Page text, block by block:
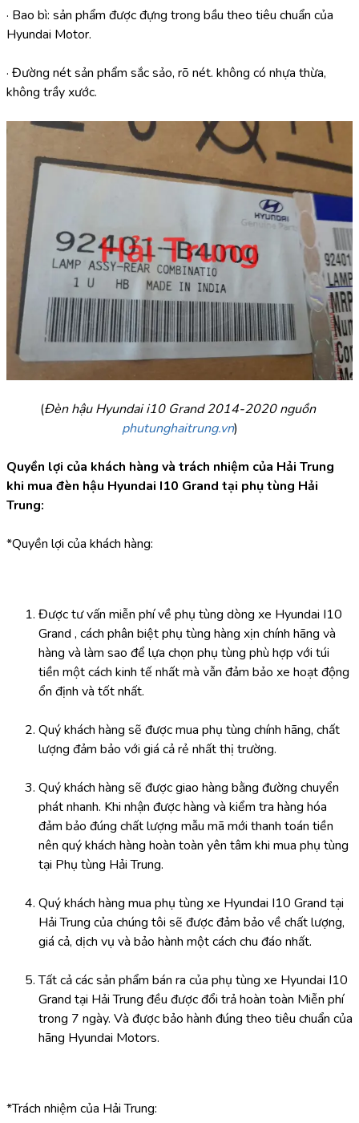
· Bao bì: sản phẩm được đựng trong bầu theo tiêu chuẩn của
Hyundai Motor.
· Đường nét sản phẩm sắc sảo, rõ nét. không có nhựa thừa,
không trầy xước.
(
Đèn hậu Hyundai i10 Grand 2014-2020 nguồn
phutunghaitrung.vn)
Quyền lợi của khách hàng và trách nhiệm của Hải Trung
khi mua đèn hậu Hyundai I10 Grand tại phụ tùng Hải
Trung:
*Quyền lợi của khách hàng:
Được tư vấn miễn phí về phụ tùng dòng xe Hyundai I10
Grand , cách phân biệt phụ tùng hàng xịn chính hãng và
hàng và làm sao để lựa chọn phụ tùng phù hợp với túi
tiền một cách kinh tế nhất mà vẫn đảm bảo xe hoạt động
ổn định và tốt nhất.
Quý khách hàng sẽ được mua phụ tùng chính hãng, chất
lượng đảm bảo với giá cả rẻ nhất thị trường.
Quý khách hàng sẽ được giao hàng bằng đường chuyển
phát nhanh. Khi nhận được hàng và kiểm tra hàng hóa
đảm bảo đúng chất lượng mẫu mã mới thanh toán tiền
nên quý khách hàng hoàn toàn yên tâm khi mua phụ tùng
tại Phụ tùng Hải Trung.
Quý khách hàng mua phụ tùng xe Hyundai I10 Grand tại
Hải Trung của chúng tôi sẽ được đảm bảo về chất lượng,
giá cả, dịch vụ và bảo hành một cách chu đáo nhất.
Tất cả các sản phẩm bán ra của phụ tùng xe Hyundai I10
Grand tại Hải Trung đều được đổi trả hoàn toàn Miễn phí
trong 7 ngày. Và được bảo hành đúng theo tiêu chuẩn của
hãng Hyundai Motors.
*Trách nhiệm của Hải Trung: